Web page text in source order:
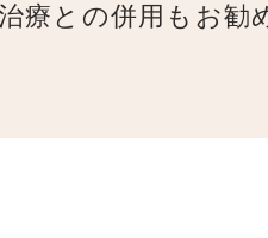
療との併用もお勧